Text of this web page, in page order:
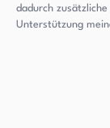
dadurch
Unterstützung